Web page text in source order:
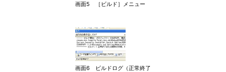
画面5 ［ビルド］メニュー
画面6 ビルドログ（正常終了